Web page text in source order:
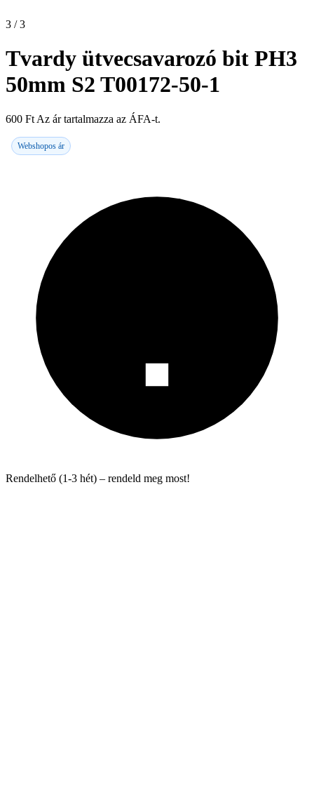
3 / 3
Tvardy ütvecsavarozó bit PH3
50mm S2 T00172-50-1
600 Ft Az ár tartalmazza az ÁFA-t.
Webshopos ár
Rendelhető (1-3 hét) – rendeld meg most!